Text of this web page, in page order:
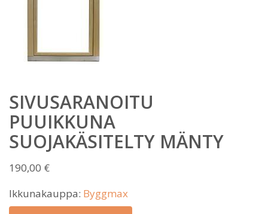
SIVUSARANOITU
PUUIKKUNA
SUOJAKÄSITELTY MÄNTY
190,00 €
Ikkunakauppa: Byggmax